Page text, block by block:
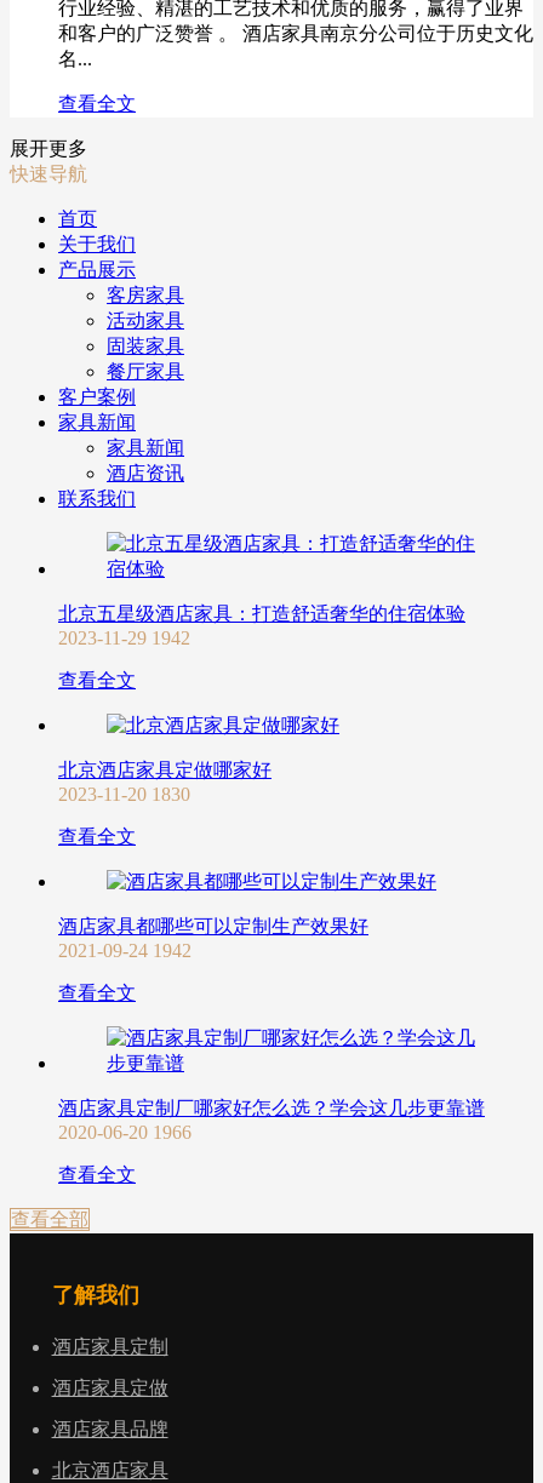
行业经验、精湛的工艺技术和优质的服务，赢得了业界
和客户的广泛赞誉 。 酒店家具南京分公司位于历史文化
名...
查看全文
展开更多
快速导航
首页
关于我们
产品展示
客房家具
活动家具
固装家具
餐厅家具
客户案例
家具新闻
家具新闻
酒店资讯
联系我们
北京五星级酒店家具：打造舒适奢华的住宿体验
2023-11-29 1942
查看全文
北京酒店家具定做哪家好
2023-11-20 1830
查看全文
酒店家具都哪些可以定制生产效果好
2021-09-24 1942
查看全文
酒店家具定制厂哪家好怎么选？学会这几步更靠谱
2020-06-20 1966
查看全文
查看全部
了解我们
酒店家具定制
酒店家具定做
酒店家具品牌
北京酒店家具